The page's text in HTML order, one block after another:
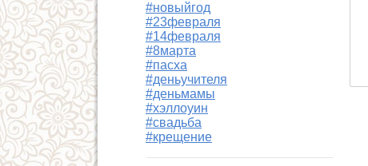
#новыйгод
#23февраля
#14февраля
#8марта
#пасха
#деньучителя
#деньмамы
#хэллоуин
#свадьба
#крещение